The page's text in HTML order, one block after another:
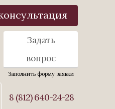
Задать
вопрос
Заполнить форму заявки
8 (812) 640-24-28